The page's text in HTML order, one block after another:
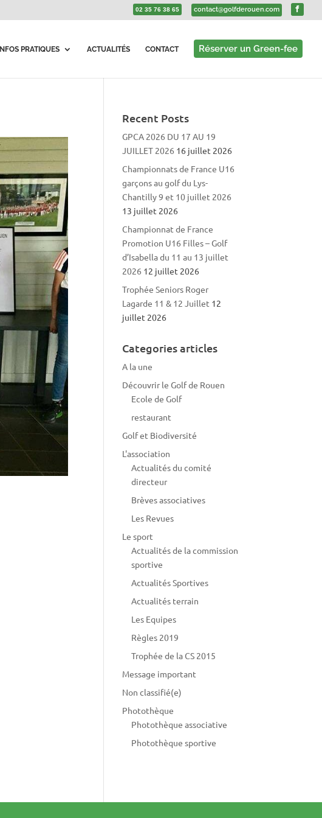
02 35 76 38 65 contact@golfderouen.com
INFOS PRATIQUES ACTUALITÉS CONTACT Réserver un Green-fee
Recent Posts
GPCA 2026 DU 17 AU 19
JUILLET 2026 16 juillet 2026
Championnats de France U16
garçons au golf du Lys-
Chantilly 9 et 10 juillet 2026
13 juillet 2026
Championnat de France
Promotion U16 Filles – Golf
d’Isabella du 11 au 13 juillet
2026 12 juillet 2026
Trophée Seniors Roger
Lagarde 11 & 12 Juillet 12
juillet 2026
Categories articles
A la une
Découvrir le Golf de Rouen
Ecole de Golf
restaurant
Golf et Biodiversité
L'association
Actualités du comité
directeur
Brèves associatives
Les Revues
Le sport
Actualités de la commission
sportive
Actualités Sportives
Actualités terrain
Les Equipes
Règles 2019
Trophée de la CS 2015
Message important
Non classifié(e)
Photothèque
Photothèque associative
Photothèque sportive